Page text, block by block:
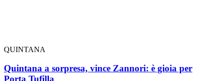
QUINTANA
Quintana a sorpresa, vince Zannori: è gioia per
Porta Tufilla